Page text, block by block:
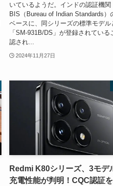
いているようだ。インドの認証機関
BIS（Bureau of Indian Standards）
ベースに、同シリーズの標準モデル
「SM-931B/DS」が登録されている
認され...
2024年11月27日
Redmi K80シリーズ、3モデ
充電性能が判明！CQC認証